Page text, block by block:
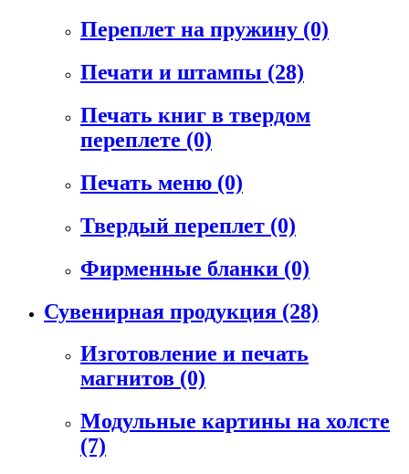
Переплет на пружину (0)
Печати и штампы (28)
Печать книг в твердом
переплете (0)
Печать меню (0)
Твердый переплет (0)
Фирменные бланки (0)
Сувенирная продукция (28)
Изготовление и печать
магнитов (0)
Модульные картины на холсте
(7)